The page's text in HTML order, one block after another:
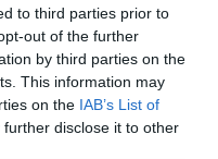
to third parties prior to
out of the further
by third parties on the
This information may
on the IAB’s List of
further disclose it to other